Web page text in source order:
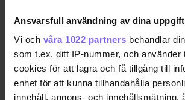
Ansvarsfull användning av dina
Vi och våra 1022 partners behandlar
som t.ex. ditt IP-nummer, och använder
cookies för att lagra och få tillgång till
enhet för att kunna tillhandahålla
innehåll, annons- och innehållsmätning,
QX GAYGALA 2017 RÖDA MATTAN
DELA DEN HÄR ARTIKELN